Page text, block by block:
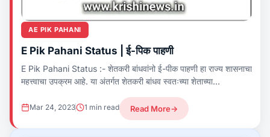
AE PIK PAHANI
E Pik Pahani Status | ई-पिक पाहणी
E Pik Pahani Status :- शेतकरी बांधवांनो ई-पीक पाहणी हा राज्य शासनाचा
महत्त्वाचा उपक्रम आहे. या अंतर्गत शेतकरी बांधव स्वतःच्या शेताच्या
Mar 24, 2023 1 min read Read More→